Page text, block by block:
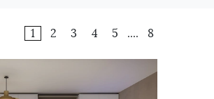
1 2 3 4 5 .... 8